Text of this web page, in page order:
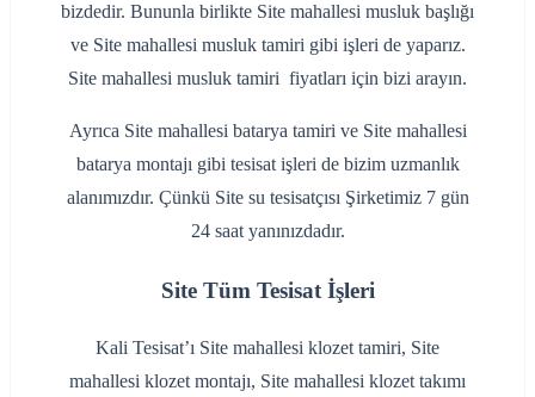
bizdedir. Bununla birlikte Site mahallesi musluk başlığı
ve Site mahallesi musluk tamiri gibi işleri de yaparız.
Site mahallesi musluk tamiri fiyatları için bizi arayın.
Ayrıca Site mahallesi batarya tamiri ve Site mahallesi
batarya montajı gibi tesisat işleri de bizim uzmanlık
alanımızdır. Çünkü Site su tesisatçısı Şirketimiz 7 gün
24 saat yanınızdadır.
Site Tüm Tesisat İşleri
Kali Tesisat’ı Site mahallesi klozet tamiri, Site
mahallesi klozet montajı, Site mahallesi klozet takımı